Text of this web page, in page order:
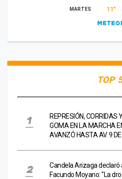
TOP
REPRESIÓN, CORRIDAS
GOMA EN LA MARCHA
AVANZÓ HASTA AV. 9
Candela Arizaga declaró
Facundo Moyano: "La